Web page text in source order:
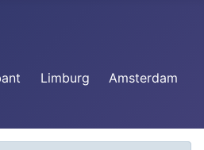
Limburg
Amsterdam